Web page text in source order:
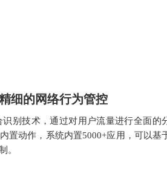
细的网络行为管控
识别技术，通过对用户流量进行全面的
置动作，系统内置5000+应用，可以基
。